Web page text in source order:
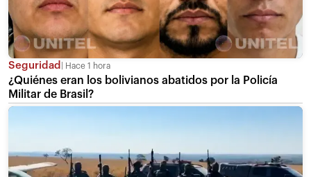
Seguridad Hace 1 hora
¿Quiénes eran los bolivianos abatidos por la Policía
Militar de Brasil?